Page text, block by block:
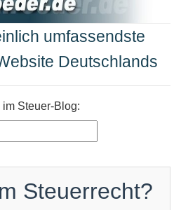
umfassendste
Deutschlands
im Steuer-Blog:
Steuerrecht?